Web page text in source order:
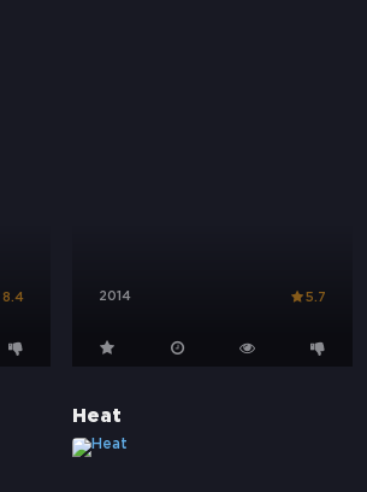
8.4 2014 5.7
Heat